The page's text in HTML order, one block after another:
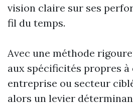
vision claire sur ses
fil du temps.
Avec une méthode
aux spécificités propres à
entreprise ou secteur
alors un levier